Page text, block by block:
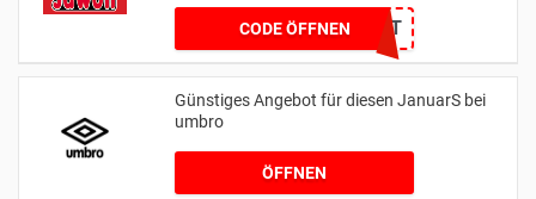
CODE ÖFFNEN
KEIN CODE BENÖTIGT
Günstiges Angebot für diesen JanuarS bei
umbro
ÖFFNEN